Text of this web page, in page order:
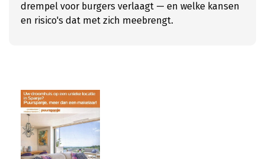
drempel voor burgers verlaagt — en welke kansen
en risico's dat met zich meebrengt.